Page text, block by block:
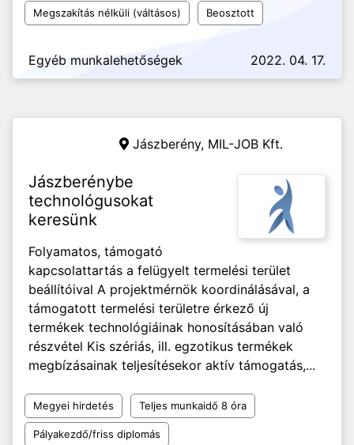
Megszakítás nélküli (váltásos) Beosztott
Egyéb munkalehetőségek 2022. 04. 17.
Jászberény, MIL-JOB Kft.
Jászberénybe
technológusokat
keresünk
Folyamatos, támogató
kapcsolattartás a felügyelt termelési terület
beállítóival A projektmérnök koordinálásával, a
támogatott termelési területre érkező új
termékek technológiáinak honosításában való
részvétel Kis szériás, ill. egzotikus termékek
megbízásainak teljesítésekor aktív támogatás,...
Megyei hirdetés Teljes munkaidő 8 óra
Pályakezdő/friss diplomás